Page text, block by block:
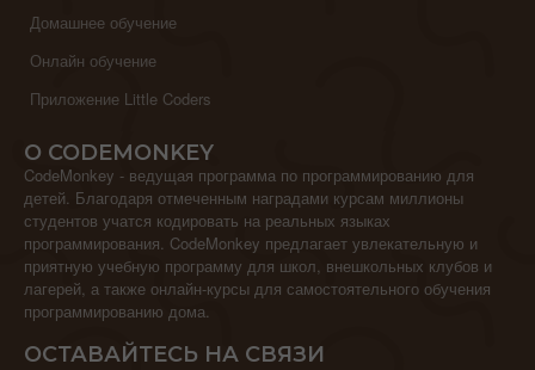
Домашнее обучение
Онлайн обучение
Приложение Little Coders
О CODEMONKEY
CodeMonkey - ведущая программа по программированию для
детей. Благодаря отмеченным наградами курсам миллионы
студентов учатся кодировать на реальных языках
программирования. CodeMonkey предлагает увлекательную и
приятную учебную программу для школ, внешкольных клубов и
лагерей, а также онлайн-курсы для самостоятельного обучения
программированию дома.
ОСТАВАЙТЕСЬ НА СВЯЗИ